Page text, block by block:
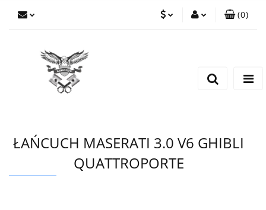
(0)
ŁAŃCUCH MASERATI 3.0 V6 GHIBLI
QUATTROPORTE